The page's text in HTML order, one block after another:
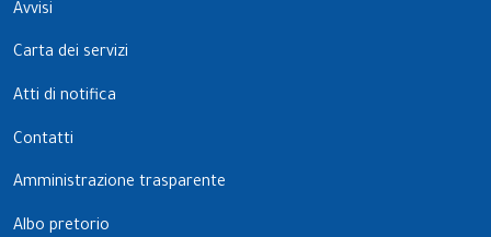
Avvisi
Carta dei servizi
Atti di notifica
Contatti
Amministrazione trasparente
Albo pretorio